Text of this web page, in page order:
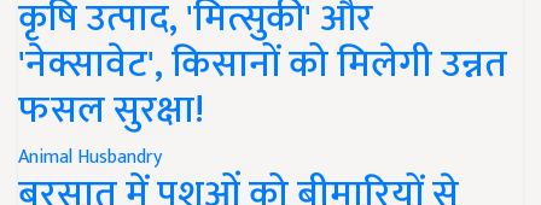
कृषि उत्पाद, 'मित्सुकी' और
'नेक्सावेट', किसानों को मिलेगी उन्नत
फसल सुरक्षा!
Animal Husbandry